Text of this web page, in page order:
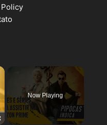
Now Playing